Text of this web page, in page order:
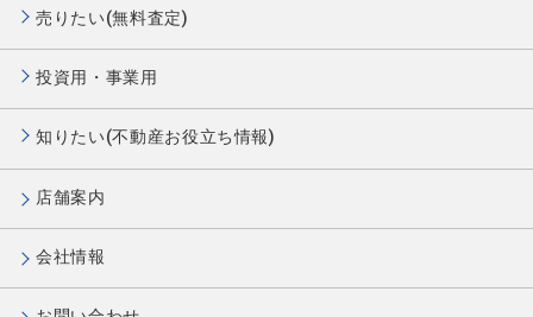
売りたい(無料査定)
投資用・事業用
知りたい(不動産お役立ち情報)
店舗案内
会社情報